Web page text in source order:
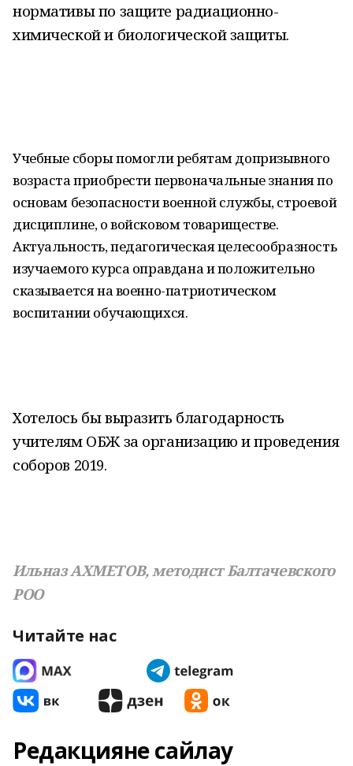
нормативы по защите радиационно-
химической и биологической защиты.
Учебные сборы помогли ребятам допризывного
возраста приобрести первоначальные знания по
основам безопасности военной службы, строевой
дисциплине, о войсковом товариществе.
Актуальность, педагогическая целесообразность
изучаемого курса оправдана и положительно
сказывается на военно-патриотическом
воспитании обучающихся.
Хотелось бы выразить благодарность
учителям ОБЖ за организацию и проведения
соборов 2019.
Ильназ АХМЕТОВ,методист Балтачевского
РОО
Читайте нас
Редакцияне сайлау